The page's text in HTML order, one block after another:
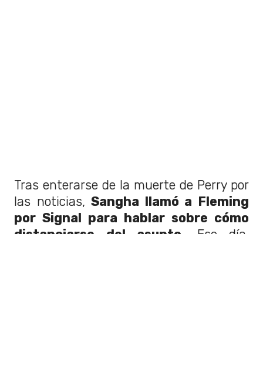
Tras enterarse de la muerte de Perry por
las noticias,Sangha llamó a Fleming
por Signal para hablar sobre cómo
distanciarse del asunto . Ese día,